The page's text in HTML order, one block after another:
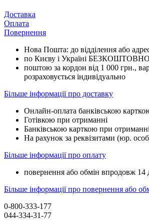
Доставка
Оплата
Повернення
Нова Пошта: до відділення або
по Києву і Україні БЕЗКОШТОВНО
поштою за кордон від 1 000 грн.,
розраховується індивідуально
Більше інформації про доставку
Онлайн-оплата банківською
Готівкою при отриманні
Банківською карткою при отриманні
На рахунок за реквізитами (юр.
Більше інформації про оплату
повернення або обмін впродовж 14
Більше інформації про повернення або
0-800-333-177
044-334-31-77